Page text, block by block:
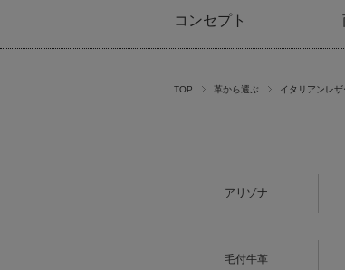
コンセプト
TOP 革から選ぶ イタリアンレザ
アリゾナ
毛付牛革